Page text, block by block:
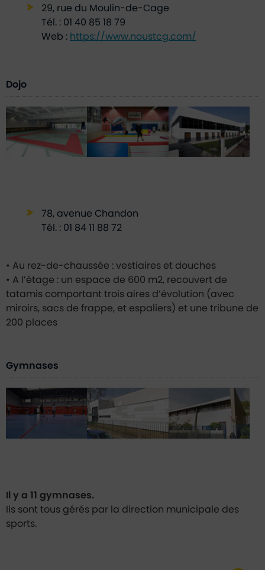
29, rue du Moulin-de-Cage
Tél. : 01 40 85 18 79
Web : https://www.noustcg.com/
Dojo
78, avenue Chandon
Tél. : 01 84 11 88 72
• Au rez-de-chaussée : vestiaires et douches
• A l’étage : un espace de 600 m2, recouvert de
tatamis comportant trois aires d’évolution (avec
miroirs, sacs de frappe, et espaliers) et une tribune de
200 places
Gymnases
Il y a 11 gymnases.
Ils sont tous gérés par la direction municipale des
sports.